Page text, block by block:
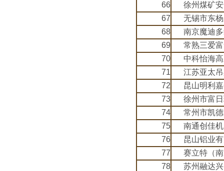
66
徐州煤矿
67
无锡市东
68
南京魔迪
69
常熟三爱
70
中科怡海
71
江苏亚太
72
昆山明利
73
徐州市富
74
常州市凯
75
南通创佳
76
昆山铝业
77
赛立特（
78
苏州融达